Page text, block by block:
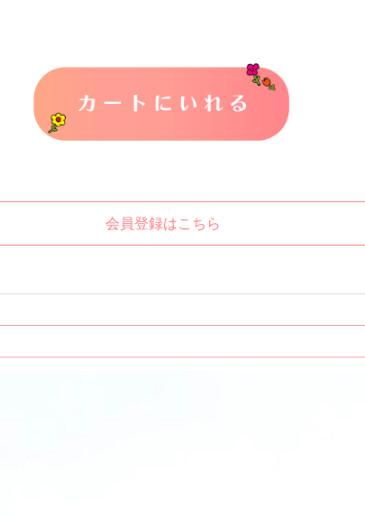
カートに入れる
会員登録はこちら